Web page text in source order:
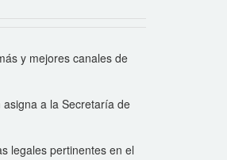
y mejores canales de
a la Secretaría de
legales pertinentes en el